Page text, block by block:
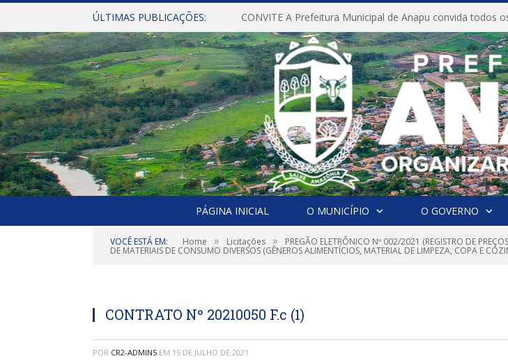
ÚLTIMAS PUBLICAÇÕES:
PÁGINA INICIAL O MUNICÍPIO O GOVERNO
VOCÊ ESTÁ EM: Home » Licitações » PREGÃO ELETRÔNICO Nº 002/2021 (REGISTRO DE
DE MATERIAIS DE CONSUMO DIVERSOS (GÊNEROS ALIMENTÍCIOS, MATERIAL DE LIMPEZA, COPA E
CONTRATO Nº 20210050 F.c (1)
POR CR2-ADMIN5 EM 15 DE JULHO DE 2021